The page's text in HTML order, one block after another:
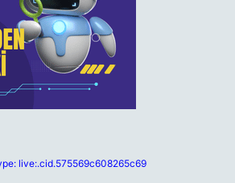
live:.cid.575569c608265c69